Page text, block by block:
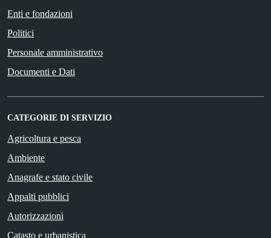
Enti e fondazioni
Politici
Personale amministrativo
Documenti e Dati
CATEGORIE DI SERVIZIO
Agricoltura e pesca
Ambiente
Anagrafe e stato civile
Appalti pubblici
Autorizzazioni
Catasto e urbanistica